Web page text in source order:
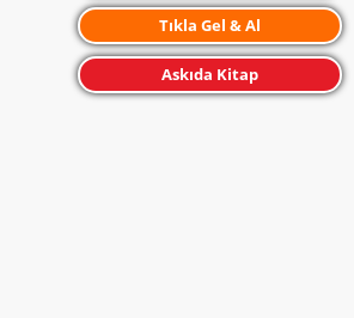
Tıkla Gel & Al
Askıda Kitap